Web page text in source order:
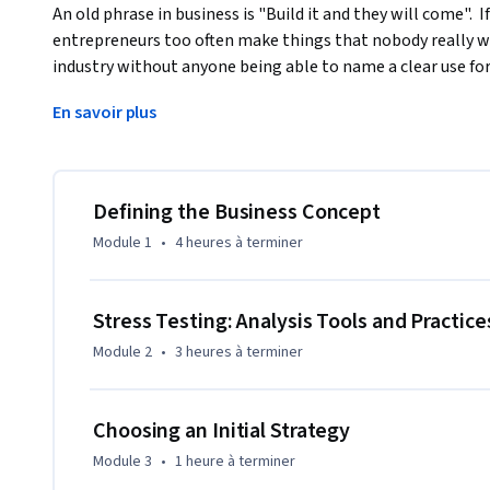
An old phrase in business is "Build it and they will come".
entrepreneurs too often make things that nobody really
industry without anyone being able to name a clear use
include the most effective analytical tools and stress tests
This course can be taken for academic credit as part of CU
Engineering Management (ME-EM) degree offered on the
the ME-EM is ideal for individuals with a broad range of
experience. Learn more about the ME-EM program at
engineering-management-boulder.
En savoir plus
Defining the Business Concept
Module 1 • 4 heures à terminer
Stress Testing: Analysis Tools and
Module 2 • 3 heures à terminer
Choosing an Initial Strategy
Module 3 • 1 heure à terminer